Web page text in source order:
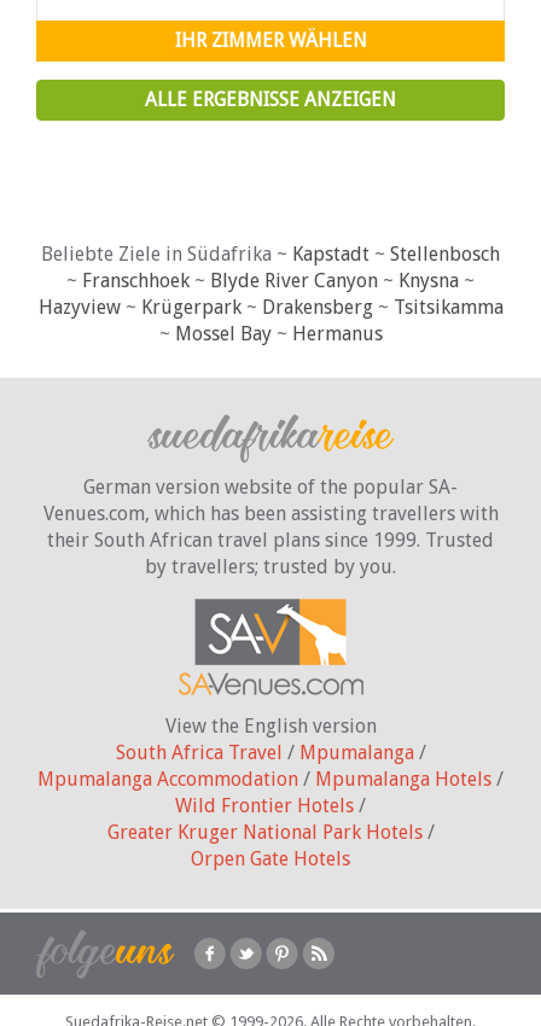
Aktion näher.IHR ZIMMER WÄHLEN
ALLE ERGEBNISSE ANZEIGEN
Beliebte Ziele in Südafrika ~ Kapstadt ~ Stellenbosch
~ Franschhoek ~ Blyde River Canyon ~ Knysna ~
Hazyview~ Krügerpark~ Drakensberg~ Tsitsikamma
~ Mossel Bay~ Hermanus
German version website of the popular SA-
Venues.com, which has been assisting travellers with
their South African travel plans since 1999. Trusted
by travellers; trusted by you.
View the English version
South Africa Travel / Mpumalanga/
Mpumalanga Accommodation / Mpumalanga Hotels /
Wild Frontier Hotels /
Greater Kruger National Park Hotels/
Orpen Gate Hotels
Suedafrika-Reise.net © 1999-2026. Alle Rechte vorbehalten.